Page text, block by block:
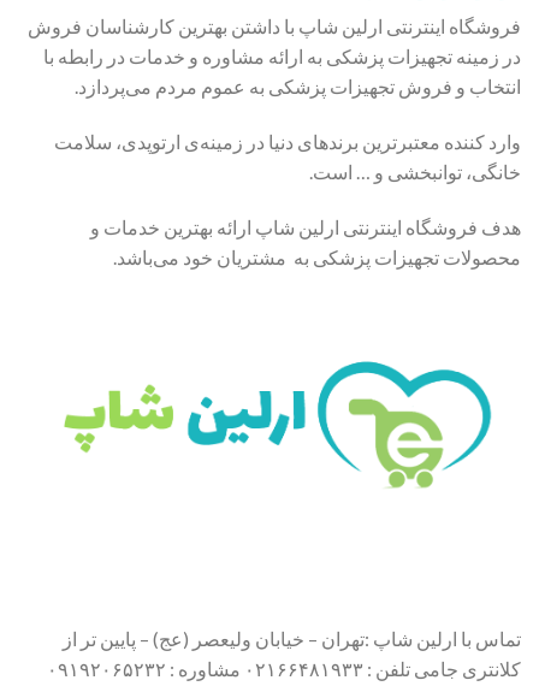
فروشگاه اینترنتی ارلین شاپ با داشتن بهترین کارشناسان فروش
در زمینه تجهیزات پزشکی به ارائه مشاوره و خدمات در رابطه با
انتخاب و فروش تجهیزات پزشکی به عموم مردم می‌پردازد.
وارد کننده معتبرترین برندهای دنیا در زمینه‌ی ارتوپدی، سلامت
خانگی، توانبخشی و … است.
هدف فروشگاه اینترنتی ارلین شاپ ارائه بهترین خدمات و
محصولات تجهیزات پزشکی به مشتریان خود می‌باشد.
تماس با ارلین شاپ :تهران – خیابان ولیعصر (عج) – پایین تر از
کلانتری جامی تلفن : ۰۲۱۶۶۴۸۱۹۳۳ مشاوره : ۰۹۱۹۲۰۶۵۲۳۲